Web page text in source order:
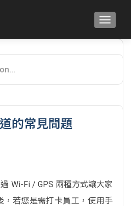
的常見問題
Wi-Fi / GPS 兩種方式讓大家
，若您是需打卡員工，使用手